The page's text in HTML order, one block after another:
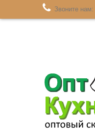
Звоните нам: